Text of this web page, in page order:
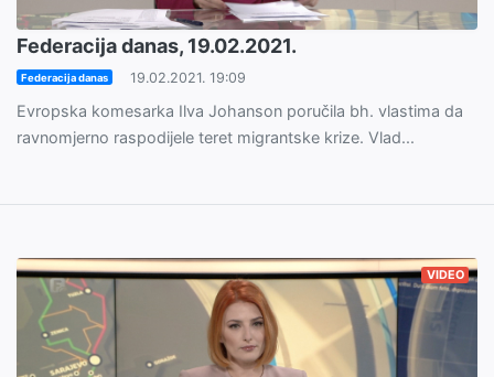
Federacija danas, 19.02.2021.
Federacija danas 19.02.2021. 19:09
Evropska komesarka Ilva Johanson poručila bh. vlastima da
ravnomjerno raspodijele teret migrantske krize. Vlad...
VIDEO